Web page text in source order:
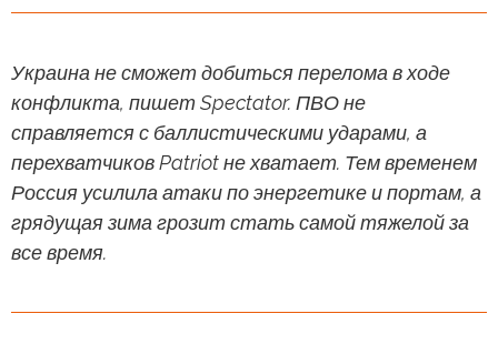
Украина не сможет добиться перелома в ходе
конфликта, пишет Spectator. ПВО не
справляется с баллистическими ударами, а
перехватчиков Patriot не хватает. Тем временем
Россия усилила атаки по энергетике и портам, а
грядущая зима грозит стать самой тяжелой за
все время.